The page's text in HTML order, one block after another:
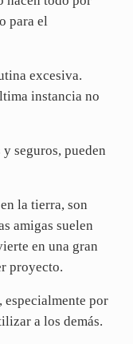
para el
excesiva.
instancia no
seguros, pueden
la tierra, son
amigas suelen
en una gran
proyecto.
especialmente por
a los demás.